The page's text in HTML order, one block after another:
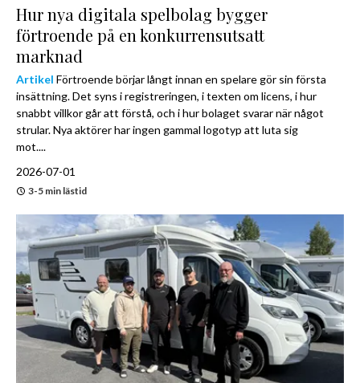
Hur nya digitala spelbolag bygger
förtroende på en konkurrensutsatt
marknad
Artikel Förtroende börjar långt innan en spelare gör sin första
insättning. Det syns i registreringen, i texten om licens, i hur
snabbt villkor går att förstå, och i hur bolaget svarar när något
strular. Nya aktörer har ingen gammal logotyp att luta sig
mot....
2026-07-01
3-5 min lästid